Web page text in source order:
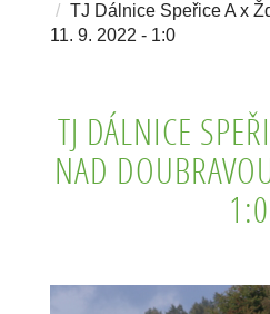
TJ Dálnice Speřice A x
11. 9. 2022 - 1:0
TJ DÁLNICE
NAD
1:0